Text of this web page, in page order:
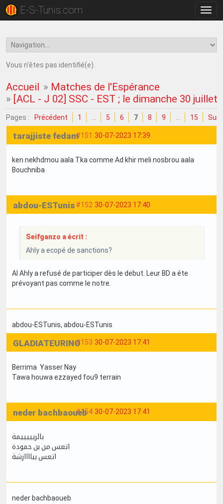
la
E-S-Tunis.com
Vous n'êtes pas identifié(e).
Accueil » Matches de l'Espérance
» [ACL - J 02] SSC - EST ; le dimanche 30 juillet
Pages : Précédent 1 5 6 7 8 9 15
#151 30-07-2023 17:39
tarajjiste fedam
ken nekhdmou aala Tka comme Ad khir meli nosbrou aala
Bouchniba
#152 30-07-2023 17:40
abdou-ESTunis
Seifganzo a écrit :
Ahly a ecopé de sanctions?
Al Ahly a refusé de participer dès le debut. Leur BD a éte
prévoyant pas comme le notre.
abdou-ESTunis, abdou-ESTunis
#153 30-07-2023 17:41
GLADIATEURINO
Berrima Yasser Nay
Tawa houwa ezzayed fou9 terrain
#154 30-07-2023 17:41
neder bachbaoueb
بالريييييمة
اتعس من بن حمودة
اتعس بباااارشة
neder bachbaoueb